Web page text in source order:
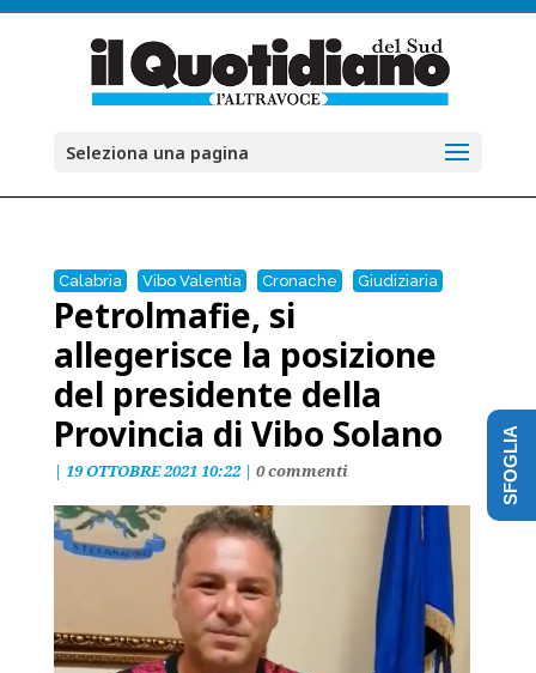
Seleziona una pagina
Calabria Vibo Valentia Cronache Giudiziaria
Petrolmafie, si
allegerisce la posizione
del presidente della
Provincia di Vibo Solano
| 19 OTTOBRE 2021 10:22| 0 commenti SFOGLIA